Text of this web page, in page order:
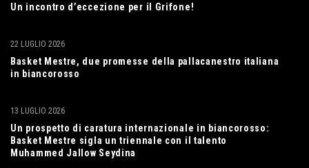
Un incontro d’eccezione per il Grifone!
Basket Mestre, due promesse della pallacanestro italiana
in biancorosso
22 LUGLIO 2026
Un prospetto di caratura internazionale in biancorosso:
Basket Mestre sigla un triennale con il talento
Muhammed Jallow Seydina
13 LUGLIO 2026